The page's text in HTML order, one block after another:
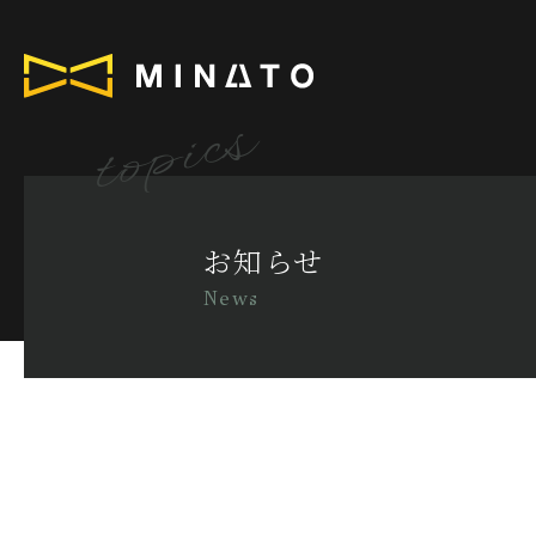
お知らせ
News
topics